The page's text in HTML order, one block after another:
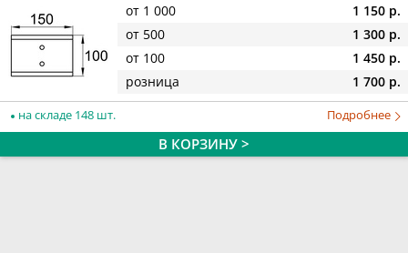
от 1 000
1 150 р.
от 500
1 300 р.
от 100
1 450 р.
розница
1 700 р.
на складе 148 шт. Подробнее
В КОРЗИНУ >